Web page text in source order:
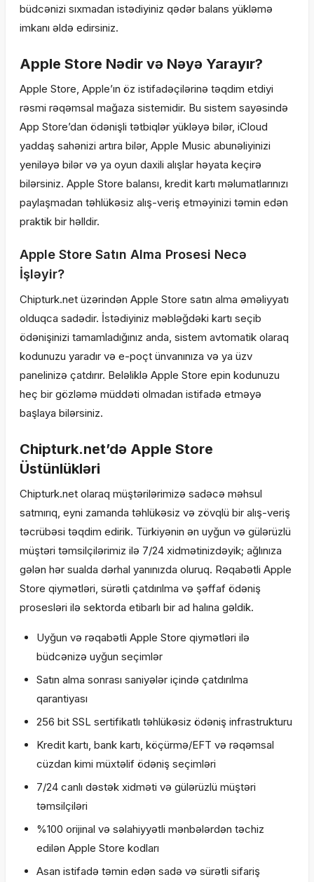
büdcənizi sıxmadan istədiyiniz qədər balans yükləmə
imkanı əldə edirsiniz.
Apple Store Nədir və Nəyə Yarayır?
Apple Store, Apple’ın öz istifadəçilərinə təqdim etdiyi
rəsmi rəqəmsal mağaza sistemidir. Bu sistem sayəsində
App Store’dan ödənişli tətbiqlər yükləyə bilər, iCloud
yaddaş sahənizi artıra bilər, Apple Music abunəliyinizi
yeniləyə bilər və ya oyun daxili alışlar həyata keçirə
bilərsiniz. Apple Store balansı, kredit kartı məlumatlarınızı
paylaşmadan təhlükəsiz alış-veriş etməyinizi təmin edən
praktik bir həlldir.
Apple Store Satın Alma Prosesi Necə
İşləyir?
Chipturk.net üzərindən Apple Store satın alma əməliyyatı
olduqca sadədir. İstədiyiniz məbləğdəki kartı seçib
ödənişinizi tamamladığınız anda, sistem avtomatik olaraq
kodunuzu yaradır və e-poçt ünvanınıza və ya üzv
panelinizə çatdırır. Beləliklə Apple Store epin kodunuzu
heç bir gözləmə müddəti olmadan istifadə etməyə
başlaya bilərsiniz.
Chipturk.net’də Apple Store
Üstünlükləri
Chipturk.net olaraq müştərilərimizə sadəcə məhsul
satmırıq, eyni zamanda təhlükəsiz və zövqlü bir alış-veriş
təcrübəsi təqdim edirik. Türkiyənin ən uyğun və gülərüzlü
müştəri təmsilçilərimiz ilə 7/24 xidmətinizdəyik; ağlınıza
gələn hər sualda dərhal yanınızda oluruq. Rəqabətli Apple
Store qiymətləri, sürətli çatdırılma və şəffaf ödəniş
prosesləri ilə sektorda etibarlı bir ad halına gəldik.
Uyğun və rəqabətli Apple Store qiymətləri ilə
büdcənizə uyğun seçimlər
Satın alma sonrası saniyələr içində çatdırılma
qarantiyası
256 bit SSL sertifikatlı təhlükəsiz ödəniş infrastrukturu
Kredit kartı, bank kartı, köçürmə/EFT və rəqəmsal
cüzdan kimi müxtəlif ödəniş seçimləri
7/24 canlı dəstək xidməti və gülərüzlü müştəri
təmsilçiləri
%100 orijinal və səlahiyyətli mənbələrdən təchiz
edilən Apple Store kodları
Asan istifadə təmin edən sadə və sürətli sifariş